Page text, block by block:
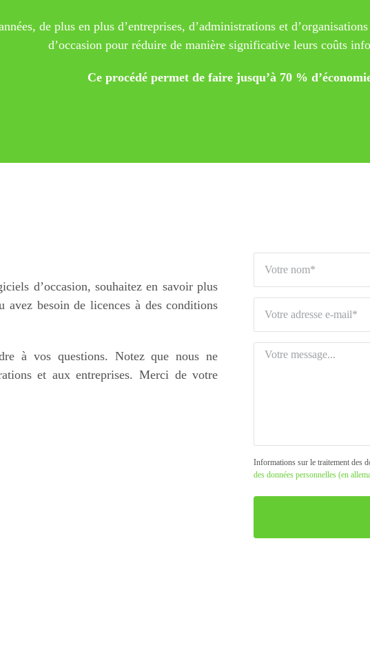
de plus en plus d’entreprises, d’administrations et
d’occasion pour réduire de manière significative leurs coûts
Ce procédé permet de faire jusqu’à 70 %
d’occasion, souhaitez en savoir plus
avez besoin de licences à des conditions
à vos questions. Notez que nous ne
et aux entreprises. Merci de votre
Informations sur le traitement des
des données personnelles (en
dieses